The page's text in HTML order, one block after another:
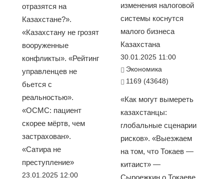
отразятся на
Казахстане?».
«Казахстану не грозят
вооруженные
конфликты». «Рейтинг
управленцев не
бьется с
реальностью».
«ОСМС: пациент
скорее мёртв, чем
застрахован».
«Сатира не
преступление»
23.01.2025 12:00
изменения налоговой
системы коснутся
малого бизнеса
Казахстана
30.01.2025 11:00
Экономика
1169 (43648)
«Как могут вымереть
казахстанцы:
глобальные сценарии
рисков». «Выезжаем
на том, что Токаев —
китаист» —
Сыроежкин о Токаеве